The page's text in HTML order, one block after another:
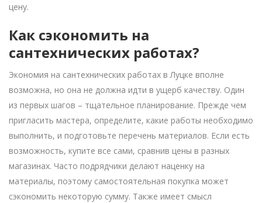
цену.
Как сэкономить на
сантехнических работах?
Экономия на сантехнических работах в Луцке вполне
возможна, но она не должна идти в ущерб качеству. Один
из первых шагов – тщательное планирование. Прежде чем
пригласить мастера, определите, какие работы необходимо
выполнить, и подготовьте перечень материалов. Если есть
возможность, купите все сами, сравнив цены в разных
магазинах. Часто подрядчики делают наценку на
материалы, поэтому самостоятельная покупка может
сэкономить некоторую сумму. Также имеет смысл